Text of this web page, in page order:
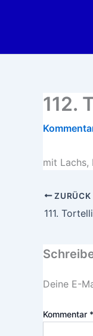
112.
mit Lachs,
ZURÜCK
111.
Deine E-
Kommentar *